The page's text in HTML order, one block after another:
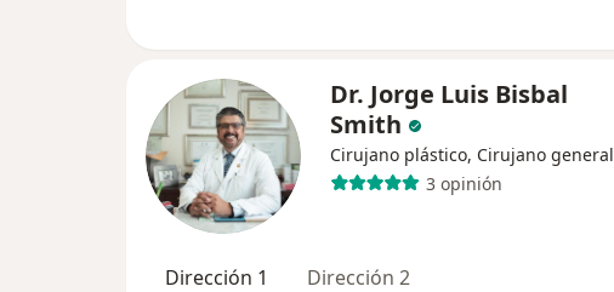
Dr. Jorge Luis Bisbal
Smith
Cirujano plástico, Cirujano general
3 opinión
Dirección 1 Dirección 2